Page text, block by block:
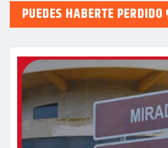
PUEDES HABERTE PERDIDO